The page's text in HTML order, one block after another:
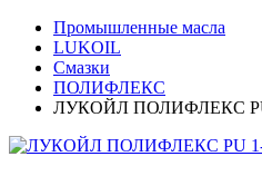
Промышленные масла
LUKOIL
Смазки
ПОЛИФЛЕКС
ЛУКОЙЛ ПОЛИФЛЕКС